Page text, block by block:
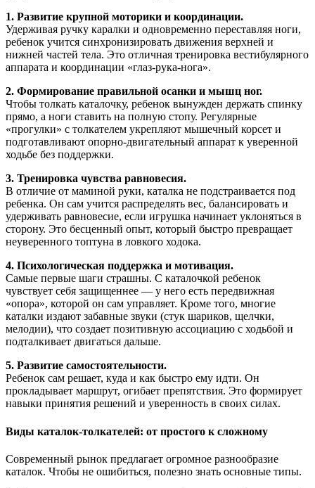
1. Развитие крупной моторики и координации.
Удерживая ручку каралки и одновременно переставляя ноги,
ребенок учится синхронизировать движения верхней и
нижней частей тела. Это отличная тренировка вестибулярного
аппарата и координации «глаз-рука-нога».
2. Формирование правильной осанки и мышц ног.
Чтобы толкать каталочку, ребенок вынужден держать спинку
прямо, а ноги ставить на полную стопу. Регулярные
«прогулки» с толкателем укрепляют мышечный корсет и
подготавливают опорно-двигательный аппарат к уверенной
ходьбе без поддержки.
3. Тренировка чувства равновесия.
В отличие от маминой руки, каталка не подстраивается под
ребенка. Он сам учится распределять вес, балансировать и
удерживать равновесие, если игрушка начинает уклоняться в
сторону. Это бесценный опыт, который быстро превращает
неуверенного топтуна в ловкого ходока.
4. Психологическая поддержка и мотивация.
Самые первые шаги страшны. С каталочкой ребенок
чувствует себя защищеннее — у него есть передвижная
«опора», которой он сам управляет. Кроме того, многие
каталки издают забавные звуки (стук шариков, щелчки,
мелодии), что создает позитивную ассоциацию с ходьбой и
подталкивает двигаться дальше.
5. Развитие самостоятельности.
Ребенок сам решает, куда и как быстро ему идти. Он
прокладывает маршрут, огибает препятствия. Это формирует
навыки принятия решений и уверенность в своих силах.
Виды каталок-толкателей: от простого к сложному
Современный рынок предлагает огромное разнообразие
каталок. Чтобы не ошибиться, полезно знать основные типы.